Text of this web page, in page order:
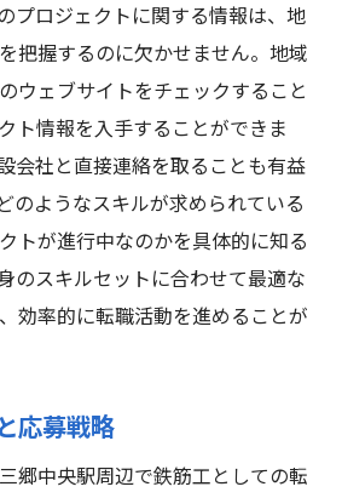
プロジェクトに関する情報は、地
把握するのに欠かせません。地域
ウェブサイトをチェックすること
ト情報を入手することができま
会社と直接連絡を取ることも有益
のようなスキルが求められている
トが進行中なのかを具体的に知る
のスキルセットに合わせて最適な
効率的に転職活動を進めることが
応募戦略
郷中央駅周辺で鉄筋工としての転